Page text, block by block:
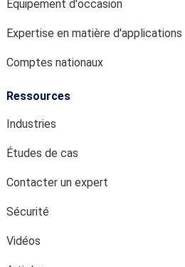
Equipement d'occasion
Expertise en matière d'applications
Comptes nationaux
Ressources
Industries
Études de cas
Contacter un expert
Sécurité
Vidéos